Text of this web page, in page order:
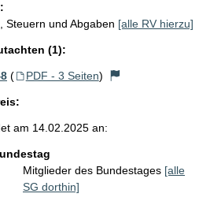
Steuern und Abgaben [alle RV hierzu]
(1):
( PDF - 3 Seiten)
am 14.02.2025 an:
Mitglieder des Bundestages [alle
SG dorthin]